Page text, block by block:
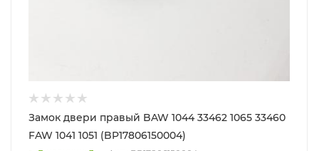
Замок двери правый BAW 1044 33462 1065 33460
FAW 1041 1051 (BP17806150004)